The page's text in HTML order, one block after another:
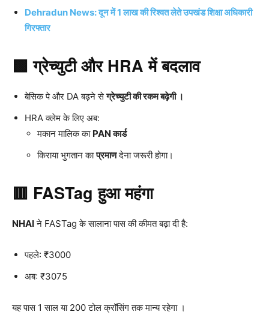
Dehradun News: दून में 1 लाख की रिश्वत लेते उपखंड शिक्षा अधिकारी
गिरफ्तार
🟩 ग्रेच्युटी और HRA में बदलाव
बेसिक पे और DA बढ़ने सेग्रेच्युटी की रकम बढ़ेगी ।
HRA क्लेम के लिए अब:
मकान मालिक का PAN कार्ड
किराया भुगतान काप्रमाणदेना जरूरी होगा।
🟥 FASTag हुआ महंगा
NHAIने FASTag के सालाना पास की कीमत बढ़ा दी है:
पहले: ₹3000
अब: ₹3075
यह पास 1 साल या 200 टोल क्रॉसिंग तक मान्य रहेगा ।